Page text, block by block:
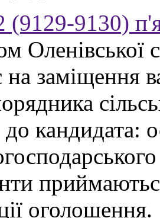
9130)
Оленівської
заміщення
кандидата:
оголошення.